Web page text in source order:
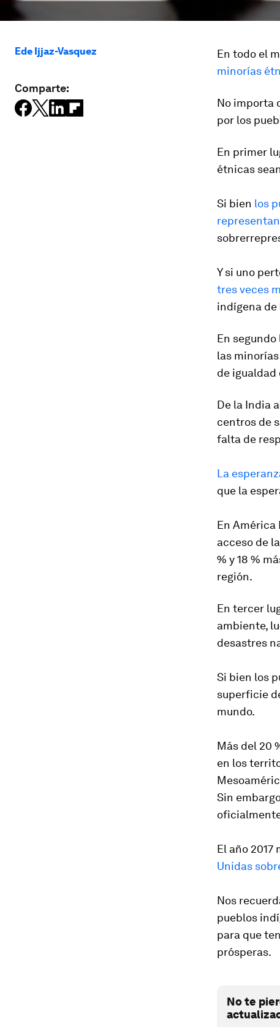
Ede Ijjaz-Vasquez
Comparte:
En todo el
minorías
No importa
por los
En primer
étnicas
Si bien los
Y si uno
tres veces
indígena de
En
las
de igualdad
De la India
centros de
falta de
La
que la
En América
acceso de
% y 18 %
región.
En tercer
ambiente,
desastres
Si bien los
superficie
mundo.
Más del 20
en los
Sin
El año
Unidas
Nos
pueblos
para que
prósperas.
No te